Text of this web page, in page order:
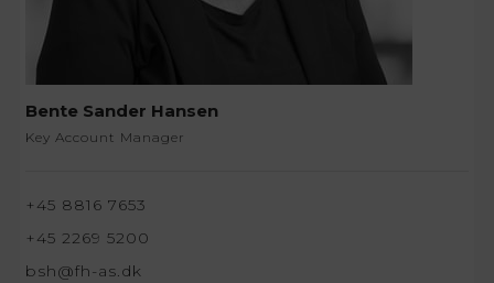
Bente Sander Hansen
Key Account Manager
+45 8816 7653
+45 2269 5200
bsh@fh-as.dk